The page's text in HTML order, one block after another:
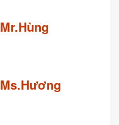
Mr.Hùng
Ms.Hương